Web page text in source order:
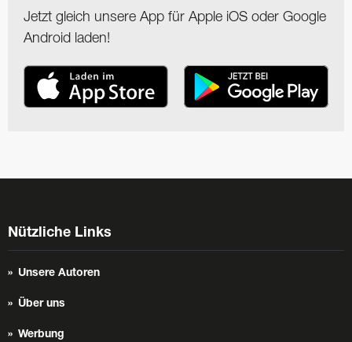
Jetzt gleich unsere App für Apple iOS oder Google
Android laden!
Nützliche Links
Unsere Autoren
Über uns
Werbung